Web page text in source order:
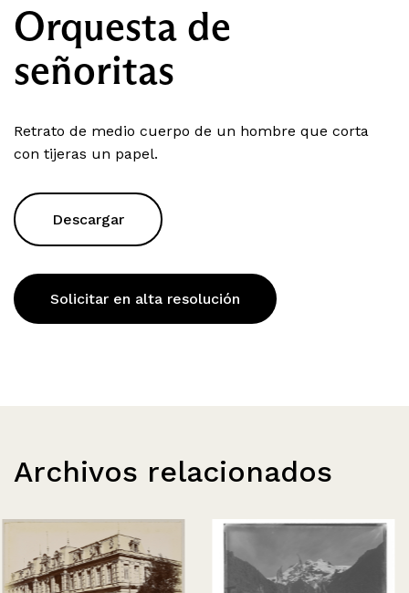
Orquesta de
señoritas
Retrato de medio cuerpo de un hombre que corta
con tijeras un papel.
Descargar
Solicitar en alta resolución
Archivos relacionados